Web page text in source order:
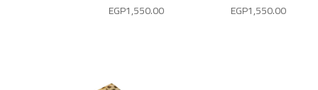
EGP1,550.00 EGP1,550.00